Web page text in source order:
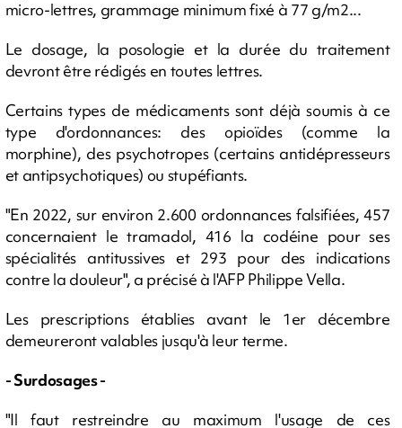
micro-lettres, grammage minimum fixé à 77 g/m2...
Le dosage, la posologie et la durée du traitement
devront être rédigés en toutes lettres.
Certains types de médicaments sont déjà soumis à ce
type d'ordonnances: des opioïdes (comme la
morphine), des psychotropes (certains antidépresseurs
et antipsychotiques) ou stupéfiants.
"En 2022, sur environ 2.600 ordonnances falsifiées, 457
concernaient le tramadol, 416 la codéine pour ses
spécialités antitussives et 293 pour des indications
contre la douleur", a précisé à l'AFP Philippe Vella.
Les prescriptions établies avant le 1er décembre
demeureront valables jusqu'à leur terme.
- Surdosages -
"Il faut restreindre au maximum l'usage de ces